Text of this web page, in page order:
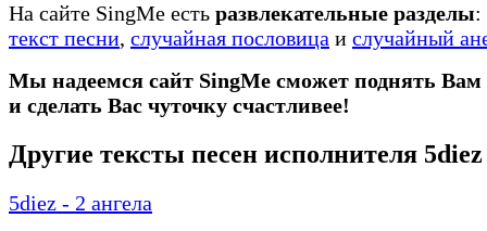
На сайте SingMe есть развлекательные разделы:
текст песни, случайная пословица и случайный
Мы надеемся сайт SingMe сможет поднять Вам
и сделать Вас чуточку счастливее!
Другие тексты песен исполнителя 5diez
5diez - 2 ангела